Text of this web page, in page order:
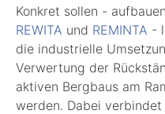
Konkret sollen -
REWITA und REMINTA -
die industrielle
Verwertung der
aktiven Bergbaus am
werden. Dabei